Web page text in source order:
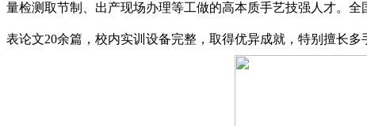
量检测取节制、出产现场办理等工做的高本质手艺技强人才。
表论文20余篇，校内实训设备完整，取得优异成就，特别擅长